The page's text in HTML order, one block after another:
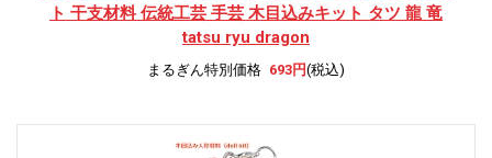
ト 干支材料 伝統工芸 手芸 木目込みキット タツ 龍 竜
tatsu ryu dragon
まるぎん特別価格 693円(税込)